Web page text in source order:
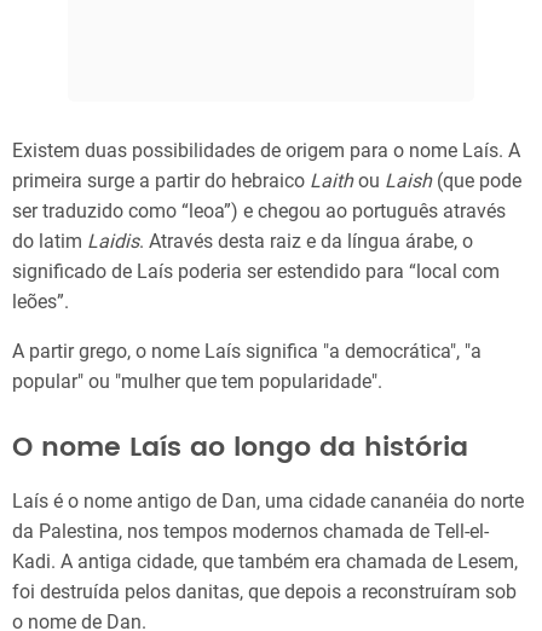
Existem duas possibilidades de origem para o nome Laís. A
primeira surge a partir do hebraico Laithou Laish (que pode
ser traduzido como “leoa”) e chegou ao português através
do latim Laidis. Através desta raiz e da língua árabe, o
significado de Laís poderia ser estendido para “local com
leões”.
A partir grego, o nome Laís significa "a democrática", "a
popular" ou "mulher que tem popularidade".
O nome Laís ao longo da história
Laís é o nome antigo de Dan, uma cidade cananéia do norte
da Palestina, nos tempos modernos chamada de Tell-el-
Kadi. A antiga cidade, que também era chamada de Lesem,
foi destruída pelos danitas, que depois a reconstruíram sob
o nome de Dan.